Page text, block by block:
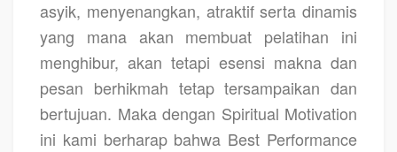
asyik, menyenangkan, atraktif serta dinamis
yang mana akan membuat pelatihan ini
menghibur, akan tetapi esensi makna dan
pesan berhikmah tetap tersampaikan dan
bertujuan. Maka dengan Spiritual Motivation
ini kami berharap bahwa Best Performance